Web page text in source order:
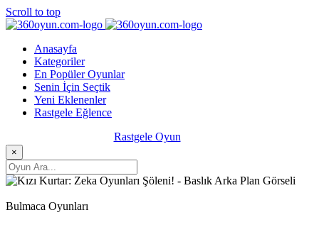
Scroll to top
Anasayfa
Kategoriler
En Popüler Oyunlar
Senin İçin Seçtik
Yeni Eklenenler
Rastgele Eğlence
Rastgele Oyun
×
Bulmaca Oyunları